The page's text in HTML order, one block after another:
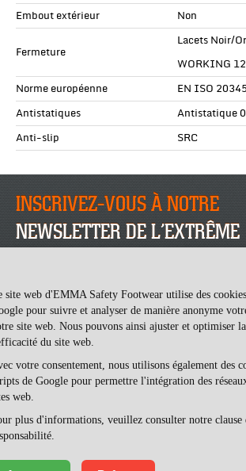
site web d'EMMA Safety Footwear utilise des
pour suivre et analyser de manière anonyme
site web. Nous pouvons ainsi ajuster et optimiser
du site web.
votre consentement, nous utilisons également des
de Google pour permettre l'intégration des
web.
plus d'informations, veuillez consulter notre clause
Embout extérieur
Non
Fermeture
Lacets Noir/
WORKING
Norme européenne
EN ISO
Antistatiques
Antistatique
Anti-slip
SRC
INSCRIVEZ-VOUS À NOTRE
NEWSLETTER DE L’EXTRÊME
Emma Safety Footwear -